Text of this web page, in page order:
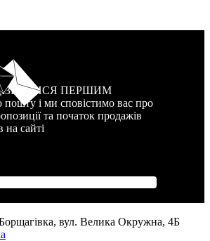
ПЕРШИМ
пошту і ми сповістимо вас про
та початок продажів
на сайті
вул. Велика Окружна, 4Б